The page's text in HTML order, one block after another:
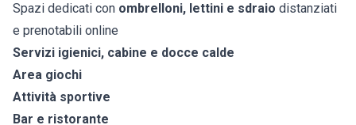
Spazi dedicati con ombrelloni, lettini e sdraio distanziati
e prenotabili online
Servizi igienici, cabine e docce calde
Area giochi
Attività sportive
Bar e ristorante